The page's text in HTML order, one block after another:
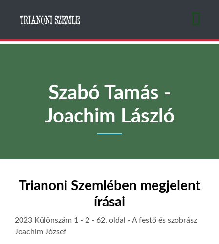
Szabó Tamás -
Joachim László
Trianoni Szemlében megjelent
írásai
2023 Különszám 1 - 2 - 62. oldal - A festő és szobrász
Joachim József